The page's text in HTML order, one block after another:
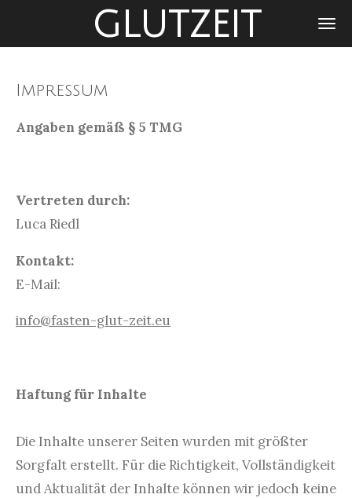
GLUTZEIT
Impressum
Angaben gemäß § 5 TMG
Vertreten durch:
Luca Riedl
Kontakt:
E-Mail:
info@fasten-glut-zeit.eu
Haftung für Inhalte
Die Inhalte unserer Seiten wurden mit größter
Sorgfalt erstellt. Für die Richtigkeit, Vollständigkeit
und Aktualität der Inhalte können wir jedoch keine